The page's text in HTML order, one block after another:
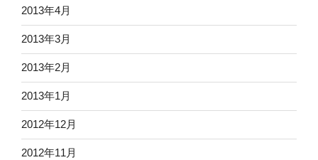
2013年4月
2013年3月
2013年2月
2013年1月
2012年12月
2012年11月